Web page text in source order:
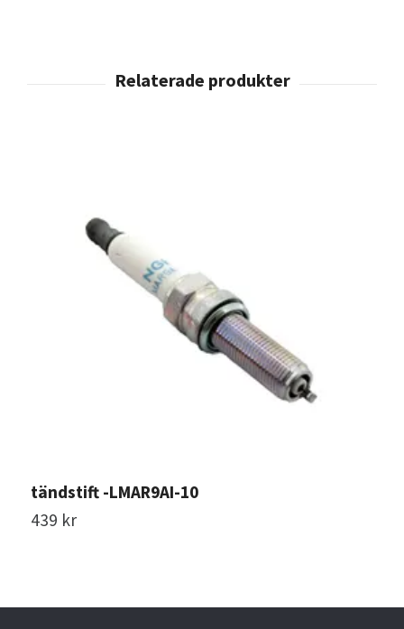
tändstift -LMAR9AI-10
439 kr